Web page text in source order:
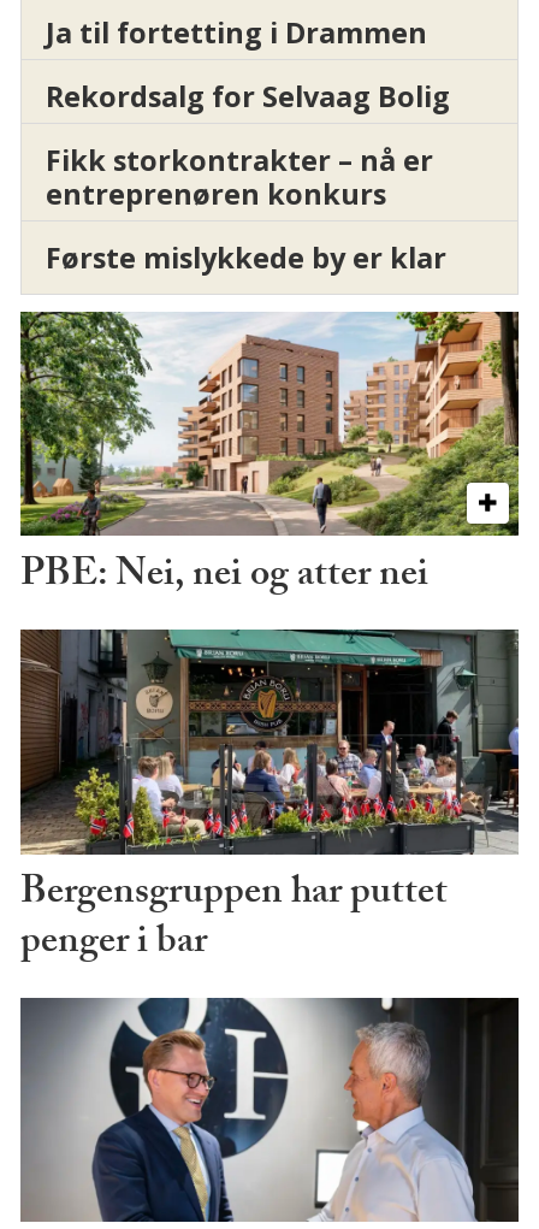
Ja til fortetting i Drammen
Rekordsalg for Selvaag Bolig
Fikk storkontrakter – nå er
entreprenøren konkurs
Første mislykkede by er klar
PBE: Nei, nei og atter nei
Bergensgruppen har puttet
penger i bar